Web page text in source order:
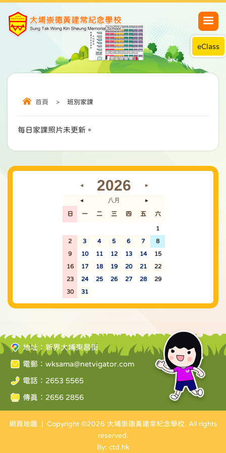
eClass
首頁 > 班別家課
每日家課照片未更新。
◄ 2026 ►
◄ 八月 ►
日 一 二 三 四 五 六
1
2 3 4 5 6 7 8
9 10 11 12 13 14 15
16 17 18 19 20 21 22
23 24 25 26 27 28 29
30 31
地址：新界大埔東昌街
電郵： wksama@netvigator.com
電話：2653 5565
傳真：2656 2856
網頁地圖 | Copyright ©2026 大埔崇德黃建常紀念學校. All rights
reserved.
By: ctd.hk